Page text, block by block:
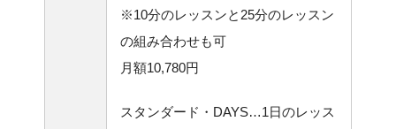
※10分のレッスンと25分のレッスン
の組み合わせも可
月額10,780円
スタンダード・DAYS…1日のレッス